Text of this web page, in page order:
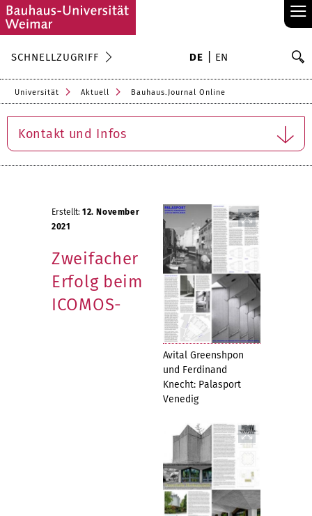
≡
SCHNELLZUGRIFF DE EN
Universität Aktuell Bauhaus.Journal Online
Kontakt und Infos
Avital Greenshpon
und Ferdinand
Knecht: Palasport
Venedig
Erstellt: 12. November
2021
Zweifacher
Erfolg beim
ICOMOS-